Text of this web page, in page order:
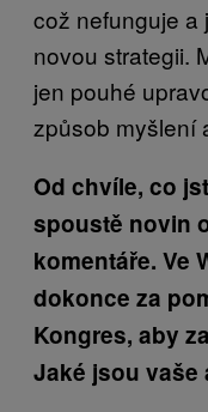
což nefunguje a
novou strategii.
jen pouhé
způsob myšlení
Od chvíle, co
spoustě novin
komentáře. Ve
dokonce za
Kongres, aby
Jaké jsou vaše